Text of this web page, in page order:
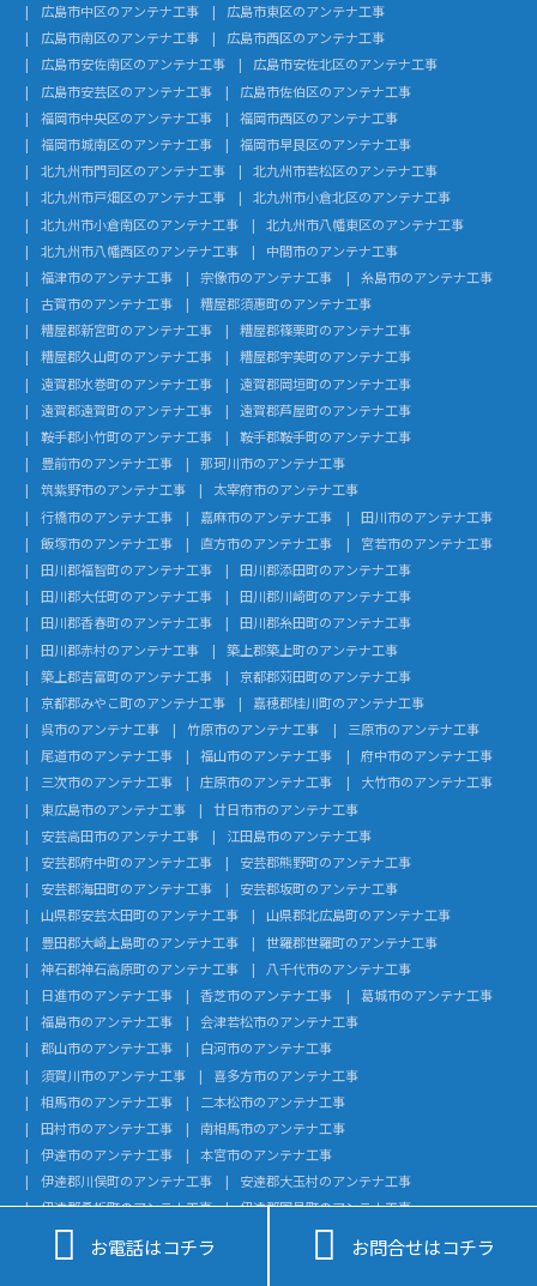
広島市中区のアンテナ工事
広島市東区のアンテナ工事
広島市南区のアンテナ工事
広島市西区のアンテナ工事
広島市安佐南区のアンテナ工事
広島市安佐北区のアンテナ工事
広島市安芸区のアンテナ工事
広島市佐伯区のアンテナ工事
福岡市中央区のアンテナ工事
福岡市西区のアンテナ工事
福岡市城南区のアンテナ工事
福岡市早良区のアンテナ工事
北九州市門司区のアンテナ工事
北九州市若松区のアンテナ工事
北九州市戸畑区のアンテナ工事
北九州市小倉北区のアンテナ工事
北九州市小倉南区のアンテナ工事
北九州市八幡東区のアンテナ工事
北九州市八幡西区のアンテナ工事
中間市のアンテナ工事
福津市のアンテナ工事
宗像市のアンテナ工事
糸島市のアンテナ工事
古賀市のアンテナ工事
糟屋郡須惠町のアンテナ工事
糟屋郡新宮町のアンテナ工事
糟屋郡篠栗町のアンテナ工事
糟屋郡久山町のアンテナ工事
糟屋郡宇美町のアンテナ工事
遠賀郡水巻町のアンテナ工事
遠賀郡岡垣町のアンテナ工事
遠賀郡遠賀町のアンテナ工事
遠賀郡芦屋町のアンテナ工事
鞍手郡小竹町のアンテナ工事
鞍手郡鞍手町のアンテナ工事
豊前市のアンテナ工事
那珂川市のアンテナ工事
筑紫野市のアンテナ工事
太宰府市のアンテナ工事
行橋市のアンテナ工事
嘉麻市のアンテナ工事
田川市のアンテナ工事
飯塚市のアンテナ工事
直方市のアンテナ工事
宮若市のアンテナ工事
田川郡福智町のアンテナ工事
田川郡添田町のアンテナ工事
田川郡大任町のアンテナ工事
田川郡川崎町のアンテナ工事
田川郡香春町のアンテナ工事
田川郡糸田町のアンテナ工事
田川郡赤村のアンテナ工事
築上郡築上町のアンテナ工事
築上郡吉富町のアンテナ工事
京都郡苅田町のアンテナ工事
京都郡みやこ町のアンテナ工事
嘉穂郡桂川町のアンテナ工事
呉市のアンテナ工事
竹原市のアンテナ工事
三原市のアンテナ工事
尾道市のアンテナ工事
福山市のアンテナ工事
府中市のアンテナ工事
三次市のアンテナ工事
庄原市のアンテナ工事
大竹市のアンテナ工事
東広島市のアンテナ工事
廿日市市のアンテナ工事
安芸高田市のアンテナ工事
江田島市のアンテナ工事
安芸郡府中町のアンテナ工事
安芸郡熊野町のアンテナ工事
安芸郡海田町のアンテナ工事
安芸郡坂町のアンテナ工事
山県郡安芸太田町のアンテナ工事
山県郡北広島町のアンテナ工事
豊田郡大崎上島町のアンテナ工事
世羅郡世羅町のアンテナ工事
神石郡神石高原町のアンテナ工事
八千代市のアンテナ工事
日進市のアンテナ工事
香芝市のアンテナ工事
葛城市のアンテナ工事
福島市のアンテナ工事
会津若松市のアンテナ工事
郡山市のアンテナ工事
白河市のアンテナ工事
須賀川市のアンテナ工事
喜多方市のアンテナ工事
相馬市のアンテナ工事
二本松市のアンテナ工事
田村市のアンテナ工事
南相馬市のアンテナ工事
伊達市のアンテナ工事
本宮市のアンテナ工事
伊達郡川俣町のアンテナ工事
安達郡大玉村のアンテナ工事
伊達郡桑折町のアンテナ工事
伊達郡国見町のアンテナ工事
岩瀬郡鏡石町のアンテナ工事
岩瀬郡天栄村のアンテナ工事
南会津郡下郷町のアンテナ工事
南会津郡檜枝岐村のアンテナ工事
 お電話はコチラ  お問合せはコチラ